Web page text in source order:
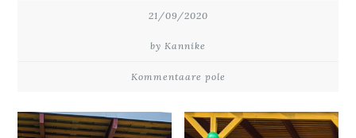
21/09/2020
by Kannike
Kommentaare pole